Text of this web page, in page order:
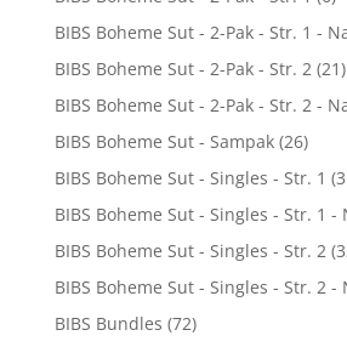
BIBS Boheme Sut - 2-Pak - Str. 1 -
BIBS Boheme Sut - 2-Pak - Str. 2 (21)
BIBS Boheme Sut - 2-Pak - Str. 2 -
BIBS Boheme Sut - Sampak (26)
BIBS Boheme Sut - Singles - Str. 1
BIBS Boheme Sut - Singles - Str. 1
BIBS Boheme Sut - Singles - Str. 2
BIBS Boheme Sut - Singles - Str. 2
BIBS Bundles (72)